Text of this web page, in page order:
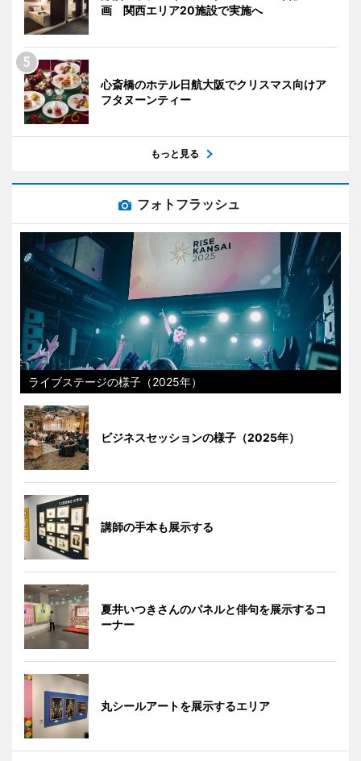
画 関西エリア20施設で実施へ
心斎橋のホテル日航大阪でクリスマス向けア
フタヌーンティー
もっと見る
フォトフラッシュ
ライブステージの様子（2025年）
ビジネスセッションの様子（2025年）
講師の手本も展示する
夏井いつきさんのパネルと俳句を展示するコ
ーナー
丸シールアートを展示するエリア